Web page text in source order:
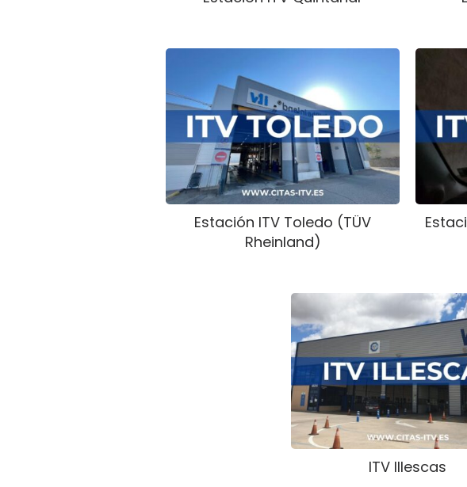
Estación ITV Toledo (TÜV
Rheinland)
ITV Illescas